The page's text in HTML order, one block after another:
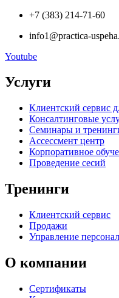
+7 (383) 214-71-60
info1@practica-
Youtube
Услуги
Клиентский сервис
Консалтинговые
Семинары и
Ассессмент центр
Корпоративное
Проведение сесий
Тренинги
Клиентский сервис
Продажи
Управление
О компании
Сертификаты